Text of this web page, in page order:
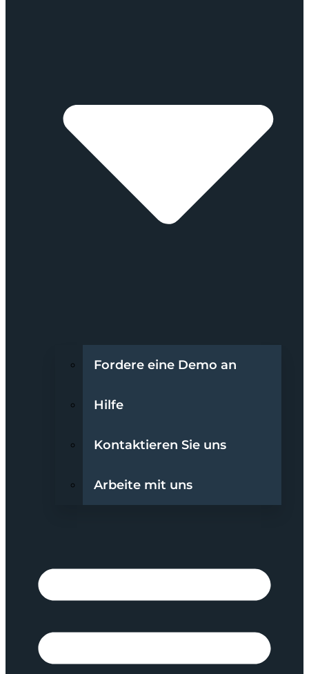
Fordere eine Demo an
Hilfe
Kontaktieren Sie uns
Arbeite mit uns